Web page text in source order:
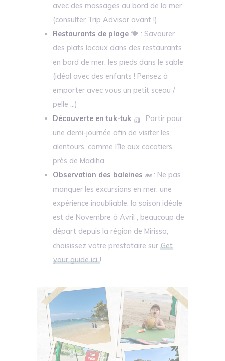
avec des massages au bord de la mer
(consulter Trip Advisor avant !)
Restaurants de plage 🍽️ : Savourer
des plats locaux dans des restaurants
en bord de mer, les pieds dans le sable
(idéal avec des enfants ! Pensez à
emporter avec vous un petit sceau /
pelle ...)
Découverte en tuk-tuk 🛺 : Partir pour
une demi-journée afin de visiter les
alentours, comme l’île aux cocotiers
près de Madiha.
Observation des baleines 🐋 : Ne pas
manquer les excursions en mer, une
expérience inoubliable, la saison idéale
est de Novembre à Avril , beaucoup de
départ depuis la région de Mirissa,
choisissez votre prestataire surGet
your guide ici!